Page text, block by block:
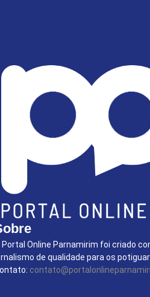
Portal Online Parnamirim foi criado
de qualidade para os